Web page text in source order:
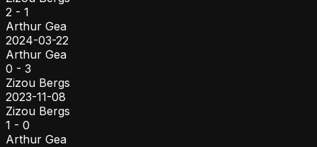
2 - 1
Arthur Gea
2024-03-22
Arthur Gea
0 - 3
Zizou Bergs
2023-11-08
Zizou Bergs
1 - 0
Arthur Gea